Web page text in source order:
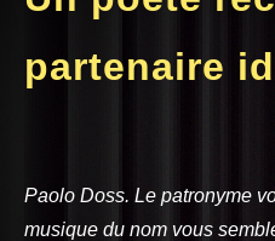
partenaire
Paolo Doss. Le patronyme
musique du nom vous